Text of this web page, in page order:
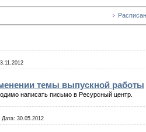
темы выпускной работы
написать письмо в Ресурсный центр.
Дата: 30.05.2012